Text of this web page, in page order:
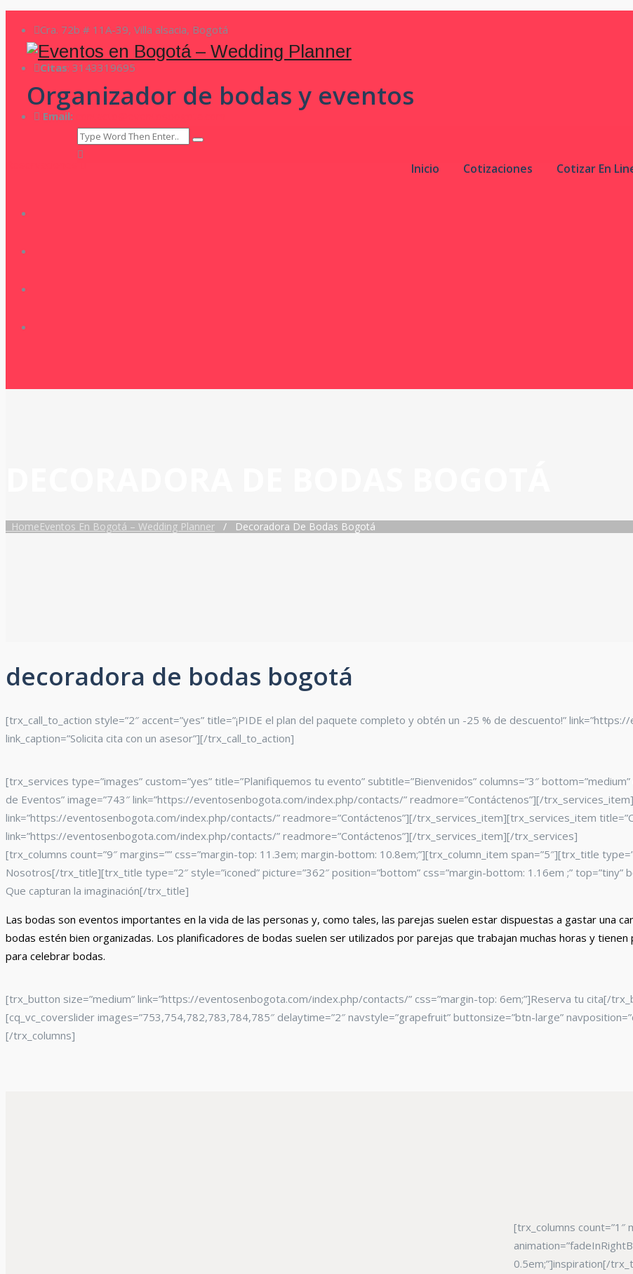
Cra. 72b # 11A-39, Villa alsacia, Bogotá
Citas: 3143319695
Email:
Organizador de bodas y eventos
Inicio Cotizaciones Cotizar En
HomeEventos En Bogotá – Wedding Planner / Decoradora De Bodas Bogotá
decoradora de bodas bogotá
[trx_call_to_action style=”2″ accent=”yes” title=”¡PIDE el plan del paquete completo y obtén un -25 % de descuento!”
link_caption=”Solicita cita con un asesor”][/trx_call_to_action]
[trx_services type=”images” custom=”yes” title=”Planifiquemos tu evento” subtitle=”Bienvenidos” columns=”3″
de Eventos” image=”743″ link=”https://eventosenbogota.com/index.php/contacts/” readmore=”Contáctenos”][/
link=”https://eventosenbogota.com/index.php/contacts/” readmore=”Contáctenos”][/trx_services_item][trx_services_item
link=”https://eventosenbogota.com/index.php/contacts/” readmore=”Contáctenos”][/trx_services_item][/trx_services]
[trx_columns count=”9″ margins=”” css=”margin-top: 11.3em; margin-bottom: 10.8em;”][trx_column_item span=”5″][trx_title
Nosotros[/trx_title][trx_title type=”2″ style=”iconed” picture=”362″ position=”bottom” css=”margin-bottom: 1.16em ;” top=”tiny”
Que capturan la imaginación[/trx_title]
Las bodas son eventos importantes en la vida de las personas y, como tales, las parejas suelen estar dispuestas a gastar una
bodas estén bien organizadas. Los planificadores de bodas suelen ser utilizados por parejas que trabajan muchas horas y
para celebrar bodas.
[trx_button size=”medium” link=”https://eventosenbogota.com/index.php/contacts/” css=”margin-top: 6em;”]Reserva tu cita[/
[cq_vc_coverslider images=”753,754,782,783,784,785″ delaytime=”2″ navstyle=”grapefruit” buttonsize=”btn-large”
[/trx_columns]
[trx_columns count=”1″
0.5em;”]inspiration[/